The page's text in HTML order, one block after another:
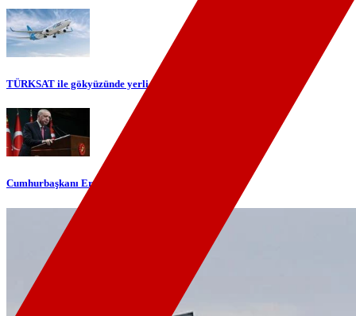
TÜRKSAT ile gökyüzünde yerli internet dönemi başlıyor
Cumhurbaşkanı Erdoğan'dan telefon diplomasisi